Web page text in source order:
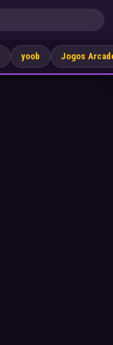
yoob Jogos